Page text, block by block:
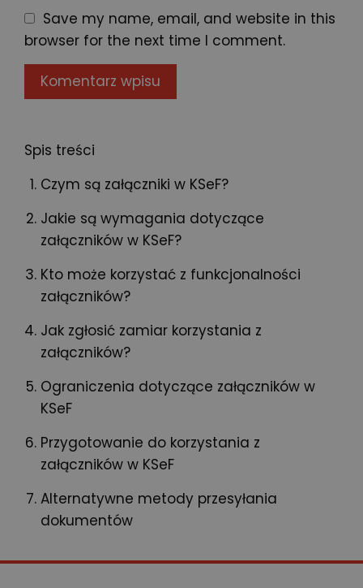
Save my name, email, and website in this
browser for the next time I comment.
Spis treści
Czym są załączniki w KSeF?
Jakie są wymagania dotyczące
załączników w KSeF?
Kto może korzystać z funkcjonalności
załączników?
Jak zgłosić zamiar korzystania z
załączników?
Ograniczenia dotyczące załączników w
KSeF
Przygotowanie do korzystania z
załączników w KSeF
Alternatywne metody przesyłania
dokumentów